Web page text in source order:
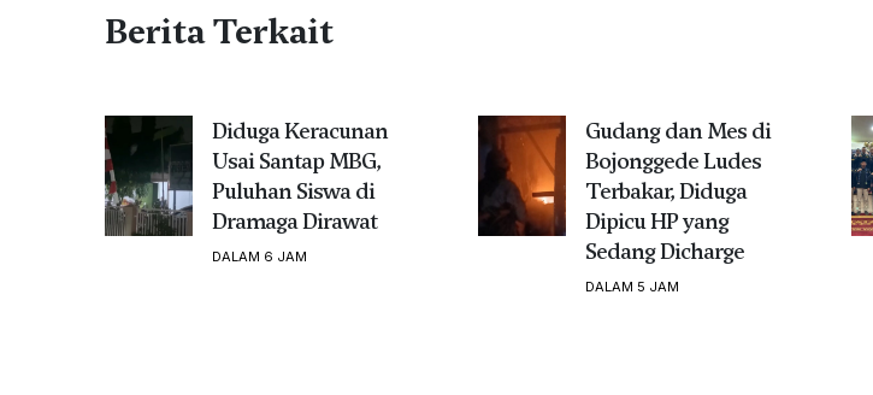
Berita Terkait
Diduga Keracunan
Usai Santap MBG,
Puluhan Siswa di
Dramaga Dirawat
DALAM 6 JAM
Gudang dan Mes di
Bojonggede Ludes
Terbakar, Diduga
Dipicu HP yang
Sedang Dicharge
DALAM 5 JAM